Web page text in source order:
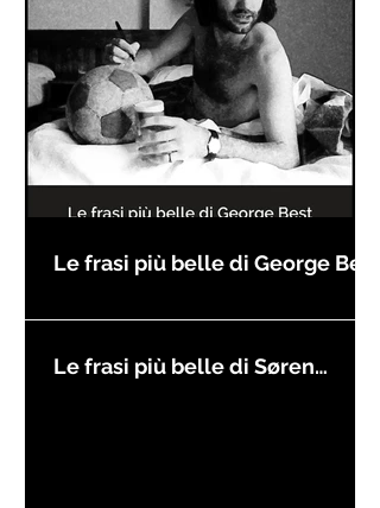
Le frasi più belle di George Best
Le frasi più belle di Søren